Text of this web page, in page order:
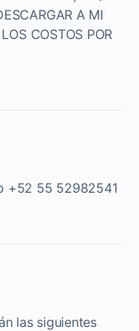
A MI
COSTOS POR
+52 55 52982541
las siguientes